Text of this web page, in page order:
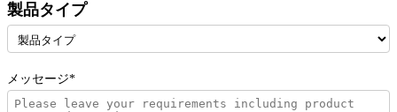
製品タイプ
メッセージ*